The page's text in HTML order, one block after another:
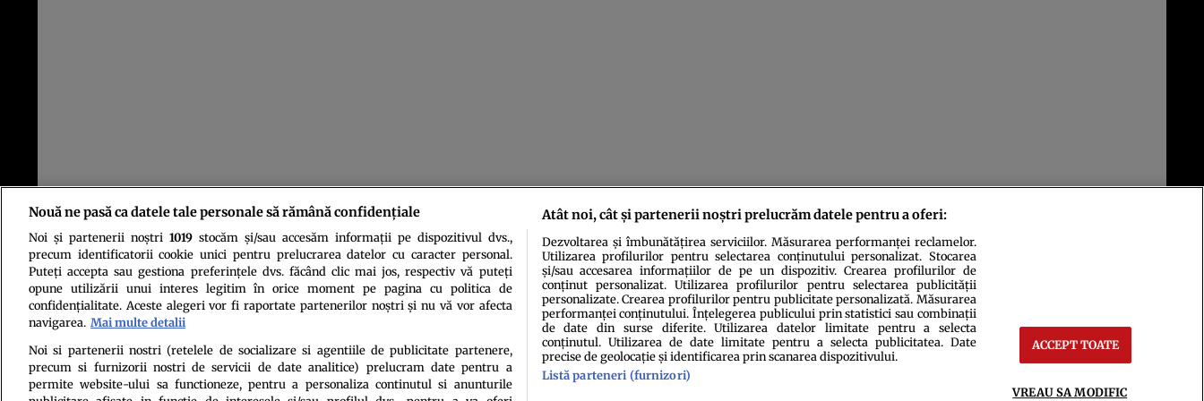
Politica de confidenţialitatePolitica de cookiesTermeni şi condiţii Echipa redacțională ContactSetări Cookies
Nouă ne pasă ca datele tale personale să rămână confidențiale
Noi și partenerii noștri 1019stocăm și/sau accesăm informații pe dispozitivul dvs.,
precum identificatorii cookie unici pentru prelucrarea datelor cu caracter personal.
Puteți accepta sau gestiona preferințele dvs. făcând clic mai jos, respectiv vă puteți
opune utilizării unui interes legitim în orice moment pe pagina cu politica de
confidențialitate. Aceste alegeri vor fi raportate partenerilor noștri și nu vă vor afecta
navigarea. Mai multe detalii
Noi si partenerii nostri (retelele de socializare si agentiile de publicitate partenere,
precum si furnizorii nostri de servicii de date analitice) prelucram date pentru a
permite website-ului sa functioneze, pentru a personaliza continutul si anunturile
Atât noi, cât și partenerii noștri prelucrăm datele pentru a oferi:
Dezvoltarea și îmbunătățirea serviciilor. Măsurarea performanței reclamelor.
Utilizarea profilurilor pentru selectarea conținutului personalizat. Stocarea
și/sau accesarea informațiilor de pe un dispozitiv. Crearea profilurilor de
conținut personalizat. Utilizarea profilurilor pentru selectarea publicității
personalizate. Crearea profilurilor pentru publicitate personalizată. Măsurarea
performanței conținutului. Înțelegerea publicului prin statistici sau combinații
de date din surse diferite. Utilizarea datelor limitate pentru a selecta
conținutul. Utilizarea de date limitate pentru a selecta publicitatea. Date
precise de geolocație și identificarea prin scanarea dispozitivului.
Listă parteneri (furnizori)
ACCEPT TOATE
VREAU SA MODIFIC